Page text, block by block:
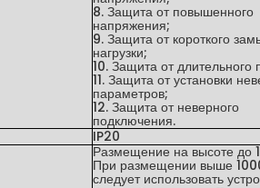
8. Защита от повышенного
напряжения;
9. Защита от короткого
нагрузки;
10. Защита от длительного
11. Защита от установки
параметров;
12. Защита от неверного
подключения.
IP20
Размещение на высоте до
При размещении выше
следует использовать